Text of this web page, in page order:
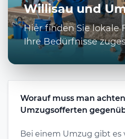
Willisau und
Hier finden Sie lokale
Ihre Bedürfnisse
Worauf muss man
Umzugsofferten
Bei einem Umzug gibt es